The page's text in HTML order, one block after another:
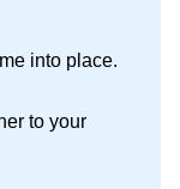
into place.
to your